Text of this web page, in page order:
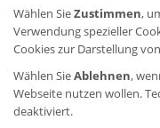
Wählen SieZustimmen,
Verwendung spezieller
Cookies zur Darstellung
Wählen SieAblehnen,
Webseite nutzen wollen.
deaktiviert.